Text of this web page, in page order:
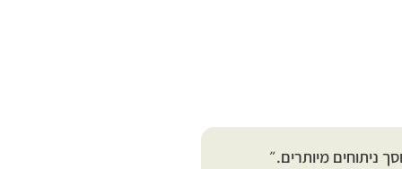
ניתוחים מיותרים.״